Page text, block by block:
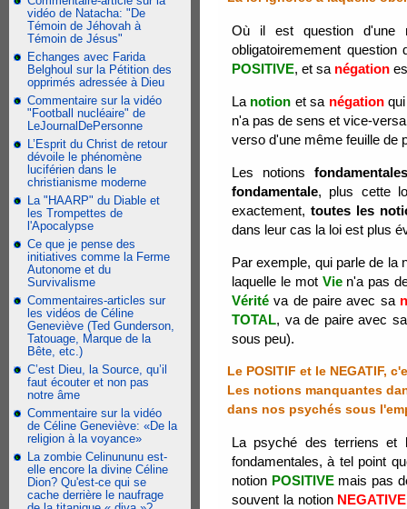
vidéo de Natacha: "De
Témoin de Jéhovah à
Témoin de Jésus"
Echanges avec Farida
Belghoul sur la Pétition des
opprimés adressée à Dieu
Commentaire sur la vidéo
"Football nucléaire" de
LeJournalDePersonne
L’Esprit du Christ de retour
dévoile le phénomène
luciférien dans le
christianisme moderne
La "HAARP" du Diable et
les Trompettes de
l'Apocalypse
Ce que je pense des
initiatives comme la Ferme
Autonome et du
Survivalisme
Commentaires-articles sur
les vidéos de Céline
Geneviève (Ted Gunderson,
Tatouage, Marque de la
Bête, etc.)
C’est Dieu, la Source, qu’il
faut écouter et non pas
notre âme
Commentaire sur la vidéo
de Céline Geneviève: «De la
religion à la voyance»
La zombie Celinununu est-
elle encore la divine Céline
Dion? Qu'est-ce qui se
cache derrière le naufrage
Où il est question d'une
obligatoiremement
POSITIVE, et sa négation
La notion et sa négationqui
n'a pas de sens et vice-
verso d'une même feuille de
Les notions fondamentales
fondamentale, plus cette
exactement, toutes les
dans leur cas la loi est plus
Par exemple, qui parle de la
laquelle le mot Vien'a pas
Vérité va de paire avec sa
TOTAL, va de paire avec
sous peu).
Le POSITIF et le NEGATIF,
Les notions manquantes
dans nos psychés sous
La psyché des terriens et
fondamentales, à tel point
notion POSITIVEmais pas
souvent la notion NEGATIVE